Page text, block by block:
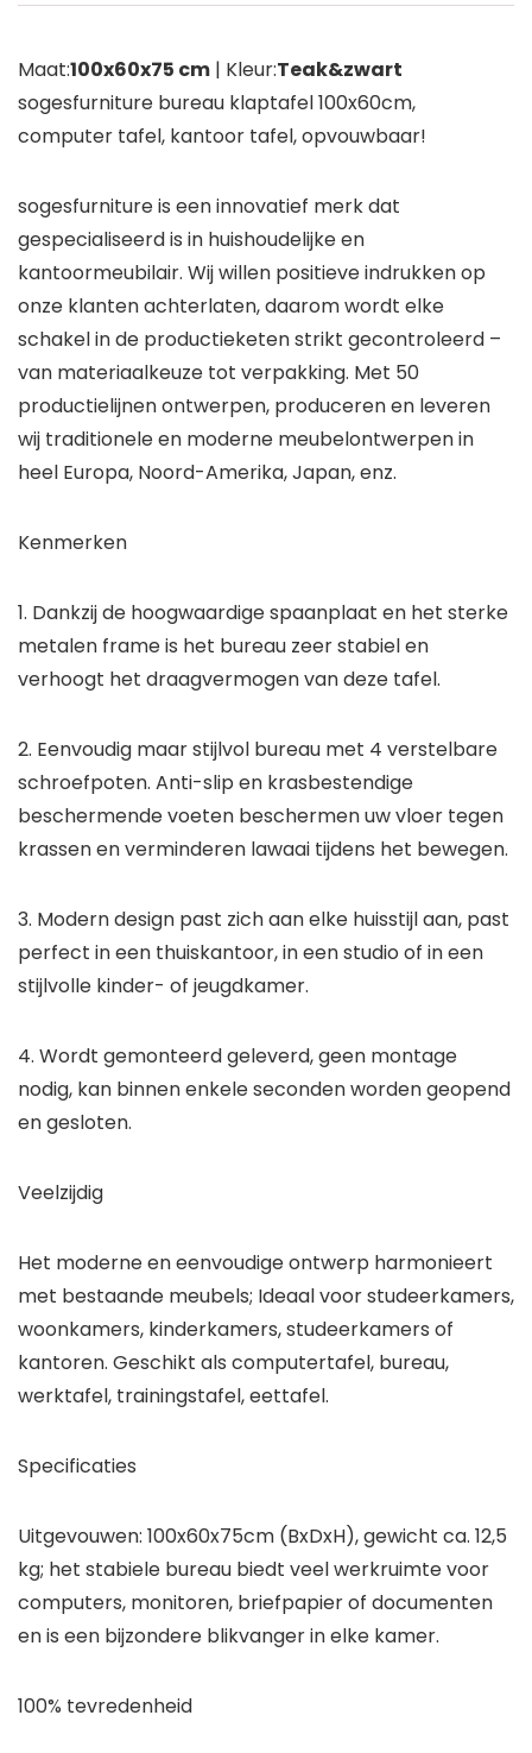
Maat:100x60x75 cm | Kleur:Teak&zwart
sogesfurniture bureau klaptafel 100x60cm,
computer tafel, kantoor tafel, opvouwbaar!
sogesfurniture is een innovatief merk dat
gespecialiseerd is in huishoudelijke en
kantoormeubilair. Wij willen positieve indrukken op
onze klanten achterlaten, daarom wordt elke
schakel in de productieketen strikt gecontroleerd –
van materiaalkeuze tot verpakking. Met 50
productielijnen ontwerpen, produceren en leveren
wij traditionele en moderne meubelontwerpen in
heel Europa, Noord-Amerika, Japan, enz.
Kenmerken
1. Dankzij de hoogwaardige spaanplaat en het sterke
metalen frame is het bureau zeer stabiel en
verhoogt het draagvermogen van deze tafel.
2. Eenvoudig maar stijlvol bureau met 4 verstelbare
schroefpoten. Anti-slip en krasbestendige
beschermende voeten beschermen uw vloer tegen
krassen en verminderen lawaai tijdens het bewegen.
3. Modern design past zich aan elke huisstijl aan, past
perfect in een thuiskantoor, in een studio of in een
stijlvolle kinder- of jeugdkamer.
4. Wordt gemonteerd geleverd, geen montage
nodig, kan binnen enkele seconden worden geopend
en gesloten.
Veelzijdig
Het moderne en eenvoudige ontwerp harmonieert
met bestaande meubels; Ideaal voor studeerkamers,
woonkamers, kinderkamers, studeerkamers of
kantoren. Geschikt als computertafel, bureau,
werktafel, trainingstafel, eettafel.
Specificaties
Uitgevouwen: 100x60x75cm (BxDxH), gewicht ca. 12,5
kg; het stabiele bureau biedt veel werkruimte voor
computers, monitoren, briefpapier of documenten
en is een bijzondere blikvanger in elke kamer.
100% tevredenheid